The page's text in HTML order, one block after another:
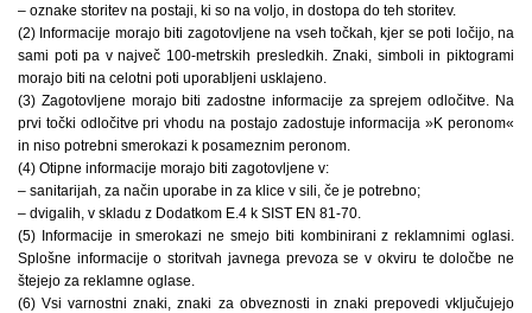
– oznake storitev na postaji, ki so na voljo, in dostopa do teh storitev.
(2) Informacije morajo biti zagotovljene na vseh točkah, kjer se poti ločijo, na
sami poti pa v največ 100-metrskih presledkih. Znaki, simboli in piktogrami
morajo biti na celotni poti uporabljeni usklajeno.
(3) Zagotovljene morajo biti zadostne informacije za sprejem odločitve. Na
prvi točki odločitve pri vhodu na postajo zadostuje informacija »K peronom«
in niso potrebni smerokazi k posameznim peronom.
(4) Otipne informacije morajo biti zagotovljene v:
– sanitarijah, za način uporabe in za klice v sili, če je potrebno;
– dvigalih, v skladu z Dodatkom E.4 k SIST EN 81-70.
(5) Informacije in smerokazi ne smejo biti kombinirani z reklamnimi oglasi.
Splošne informacije o storitvah javnega prevoza se v okviru te določbe ne
štejejo za reklamne oglase.
(6) Vsi varnostni znaki, znaki za obveznosti in znaki prepovedi vključujejo